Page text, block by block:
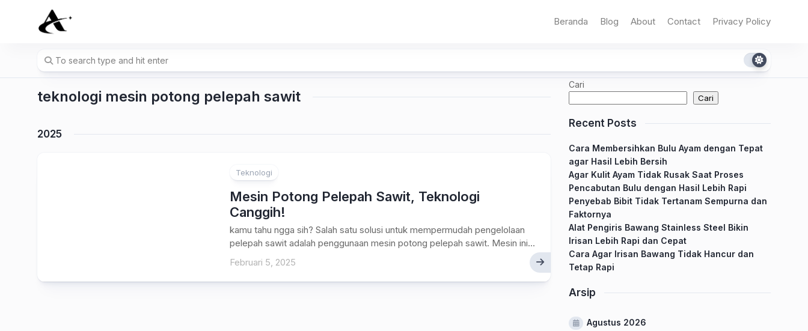
Beranda Blog About Contact Privacy Policy
teknologi mesin potong pelepah sawit
2025
Teknologi
Mesin Potong Pelepah Sawit, Teknologi
Canggih!
kamu tahu ngga sih? Salah satu solusi untuk mempermudah pengelolaan
pelepah sawit adalah penggunaan mesin potong pelepah sawit. Mesin ini...
Februari 5, 2025
Cari
Cari
Recent Posts
Cara Membersihkan Bulu Ayam dengan Tepat
agar Hasil Lebih Bersih
Agar Kulit Ayam Tidak Rusak Saat Proses
Pencabutan Bulu dengan Hasil Lebih Rapi
Penyebab Bibit Tidak Tertanam Sempurna dan
Faktornya
Alat Pengiris Bawang Stainless Steel Bikin
Irisan Lebih Rapi dan Cepat
Cara Agar Irisan Bawang Tidak Hancur dan
Tetap Rapi
Arsip
Agustus 2026